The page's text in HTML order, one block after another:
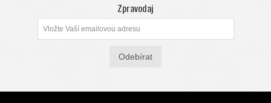
Zpravodaj
Odebírat